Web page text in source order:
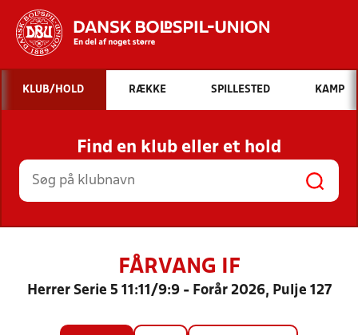
Hvad vil du søge efter?
INDHOLD OG NYHEDER
STILLINGER, RESULTATER, KLUBBER OG
HOLD
KLUB/HOLD RÆKKE SPILLESTED KAMP
Find en klub eller et hold
FÅRVANG IF
Herrer Serie 5 11:11/9:9 - Forår 2026, Pulje 127